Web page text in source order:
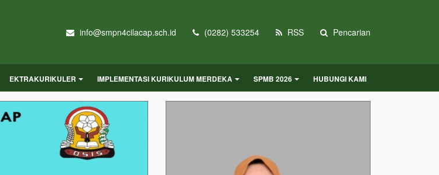
info@smpn4cilacap.sch.id (0282) 533254 RSS Pencarian
EKTRAKURIKULER IMPLEMENTASI KURIKULUM MERDEKA SPMB 2026 HUBUNGI KAMI